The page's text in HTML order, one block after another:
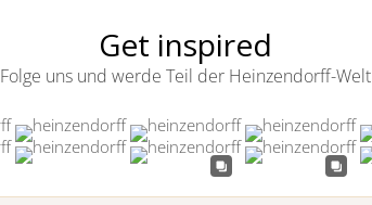
Get inspired
Folge uns und werde Teil der Heinzendorff-Welt